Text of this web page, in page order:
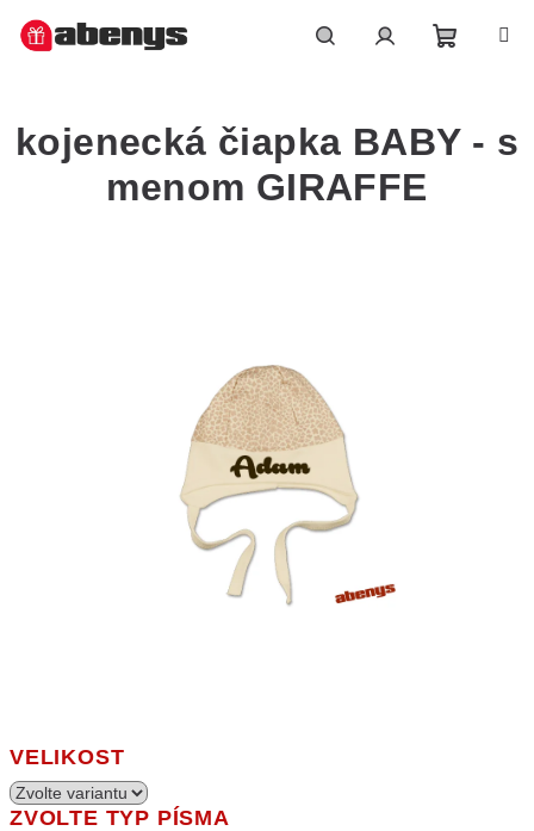
košík
VELIKOST
ZVOLTE TYP PÍSMA
kojenecká čiapka BABY - s
menom GIRAFFE